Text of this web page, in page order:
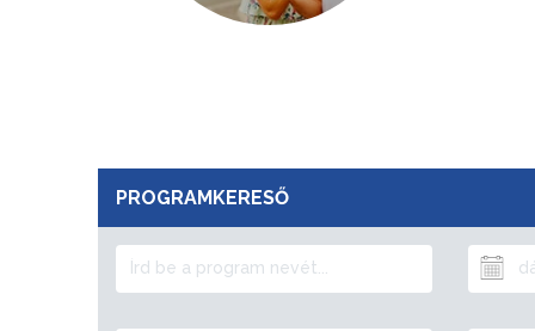
PROGRAMKERESŐ